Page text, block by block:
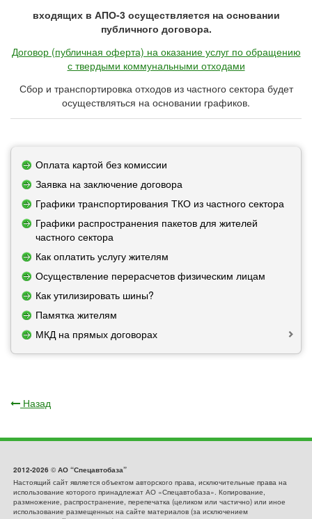
входящих в АПО-3 осуществляется на основании
публичного договора.
Договор (публичная оферта) на оказание услуг по обращению
с твердыми коммунальными отходами
Сбор и транспортировка отходов из частного сектора будет
осуществляться на основании графиков.
Оплата картой без комиссии
Заявка на заключение договора
Графики транспортирования ТКО из частного сектора
Графики распространения пакетов для жителей
частного сектора
Как оплатить услугу жителям
Осуществление перерасчетов физическим лицам
Как утилизировать шины?
Памятка жителям
МКД на прямых договорах
Назад
2012-2026 © АО “Спецавтобаза”
Настоящий сайт является объектом авторского права, исключительные права на
использование которого принадлежат АО «Спецавтобаза». Копирование,
размножение, распространение, перепечатка (целиком или частично) или иное
использование размещенных на сайте материалов (за исключением